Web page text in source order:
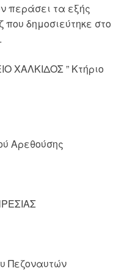
περάσει τα εξής
δημοσιεύτηκε στο
ΧΑΛΚΙΔΟΣ ” Κτήριο
Αρεθούσης
Πεζοναυτών